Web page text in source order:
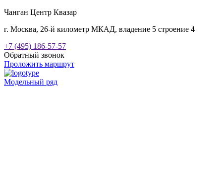
Чанган Центр Квазар
г. Москва, 26-й километр МКАД, владение 5 строение 4
+7 (495) 186-57-57
Обратный звонок
Проложить маршрут
Модельный ряд